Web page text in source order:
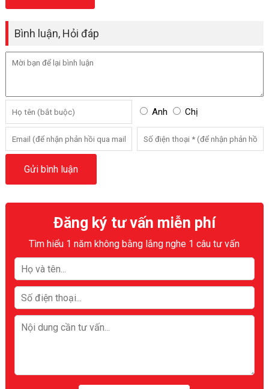
Bình luận, Hỏi đáp
Anh Chị
Đăng ký tư vấn miễn phí
Tìm hiểu 1 năm không bằng lắng nghe 1 câu tư vấn